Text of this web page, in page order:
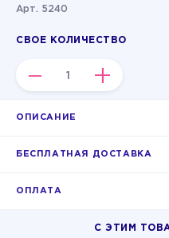
Арт. 5240
СВОЕ КОЛИЧЕСТВО
– +
ОПИСАНИЕ
БЕСПЛАТНАЯ ДОСТАВКА
ОПЛАТА
С ЭТИМ